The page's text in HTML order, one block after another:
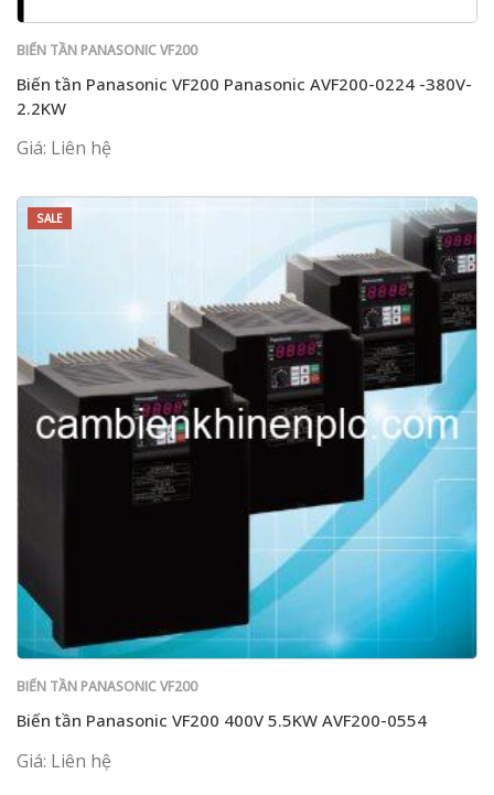
BIẾN TẦN PANASONIC VF200
Biến tần Panasonic VF200 Panasonic AVF200-0224 -380V-
2.2KW
Giá: Liên hệ
SALE
BIẾN TẦN PANASONIC VF200
Biến tần Panasonic VF200 400V 5.5KW AVF200-0554
Giá: Liên hệ